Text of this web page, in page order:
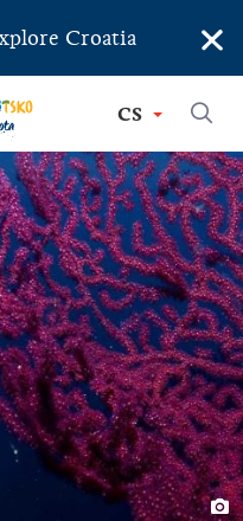
Croatia ×
CS